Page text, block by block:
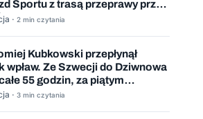
Sportu z trasą przeprawy przez
· 2 min czytania
Kubkowski przepłynął
wpław. Ze Szwecji do Dziwnowa
55 godzin, za piątym
· 3 min czytania